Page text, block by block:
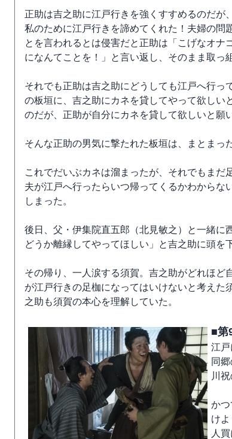
正助は吉之助に江戸行きを強くすすめるのだが
私のために江戸行きを諦めてくれた！夫婦の問
とを言われるとは侵害だと正助は「こげなオ
になんてことを！」と言い返し、そのまま取っ
それでも正助は吉之助にどうしても江戸へ行
の板垣に、吉之助にカネを貸してやって欲しい
のだが、正助が自分にカネを貸して欲しいと願
そんな正助の男気に撃たれた板垣は、まとまっ
これでだいぶカネは溜まったが、それでもまだ
夫が江戸へ行ったらいつ帰ってくるかわからな
しまった。
後日、父・伊集院直五郎（北見敏之）と一緒に
どうか離縁してやってほしい」と吉之助に頭を
その帰り、一人涙する須賀。吉之助がどれほど
が江戸行きの足枷になってはいけないと考え
之助も須賀の本心を理解していた。
■第
江
同
川
か
け
人